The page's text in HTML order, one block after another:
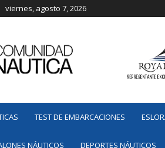
viernes, agosto 7, 2026
Náutica
TEST DE EMBARCACIONES
NÁUTICOS DEPORTES NÁUTICOS